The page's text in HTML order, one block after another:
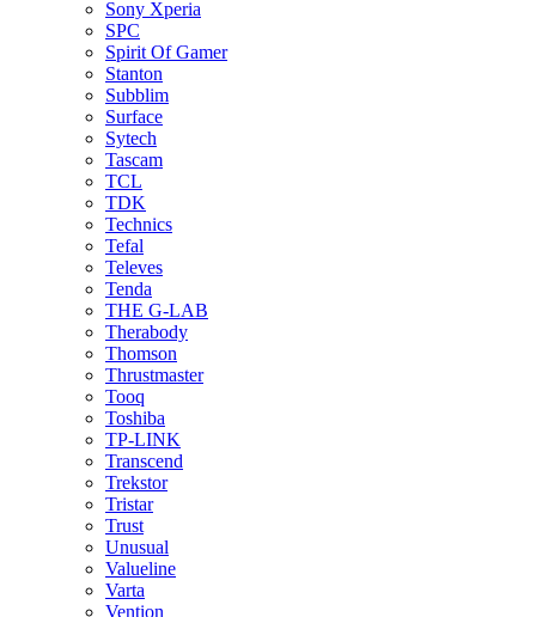
Sony Xperia
SPC
Spirit Of Gamer
Stanton
Subblim
Surface
Sytech
Tascam
TCL
TDK
Technics
Tefal
Televes
Tenda
THE G-LAB
Therabody
Thomson
Thrustmaster
Tooq
Toshiba
TP-LINK
Transcend
Trekstor
Tristar
Trust
Unusual
Valueline
Varta
Vention